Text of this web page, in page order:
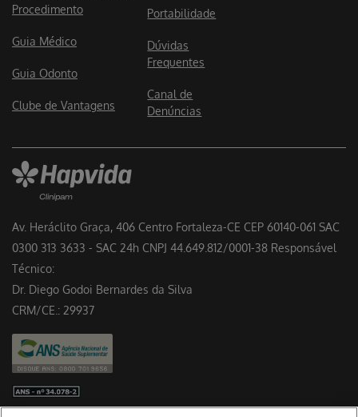
Av. Heráclito Graça, 406 Centro Fortaleza-CE CEP 60140-061 SAC
0300 313 3633 - SAC 24h CNPJ 44.649.812/0001-38 Responsável
Técnico:
Dr. Diego Godoi Bernardes da Silva
CRM/CE.: 29937
Procedimento
Guia Médico
Guia Odonto
Clube de Vantagens
Portabilidade
Dúvidas
Frequentes
Canal de
Denúncias